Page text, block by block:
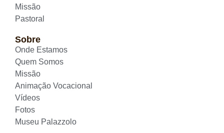
Missão
Pastoral
Sobre
Onde Estamos
Quem Somos
Missão
Animação Vocacional
Vídeos
Fotos
Museu Palazzolo